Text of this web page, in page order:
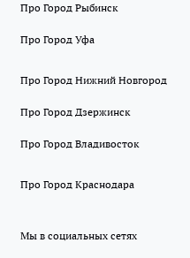
Про Город Рыбинск
Про Город Уфа
Про Город Нижний Новгород
Про Город Дзержинск
Про Город Владивосток
Про Город Краснодара
Мы в социальных сетях